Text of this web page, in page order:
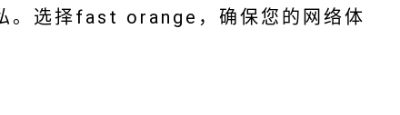
选择fast orange，确保您的网络体